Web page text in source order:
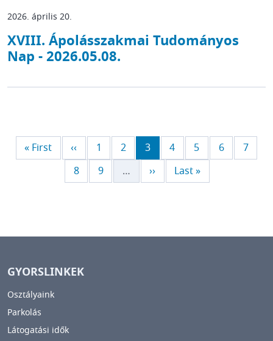
2026. április 20.
XVIII. Ápolásszakmai Tudományos
Nap - 2026.05.08.
Első oldal
« First Előző oldal
‹‹ Page
1 Page
2 Jelenlegi oldal
3 Page
4 Page
5 Page
6 Page
7
Page
8 Page
9 … Következő oldal
›› Utolsó oldal
Last »
GYORSLINKEK
Osztályaink
Parkolás
Látogatási idők